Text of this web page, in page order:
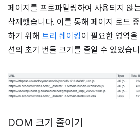
페이지를 프로파일링하여 사용되지 않
삭제했습니다. 이를 통해 페이지 로드
하기 위해 트리 쉐이킹이 필요한 영역을
션의 초기 번들 크기를 줄일 수 있었습
DOM 크기 줄이기